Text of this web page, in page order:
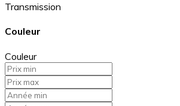
Transmission
Couleur
Couleur